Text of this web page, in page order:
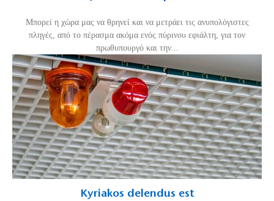
Mπορεί η χώρα μας να θρηνεί και να μετράει τις ανυπολόγιστες
πληγές, από το πέρασμα ακόμα ενός πύρινου εφιάλτη, για τον
πρωθυπουργό και την...
Kyriakos delendus est